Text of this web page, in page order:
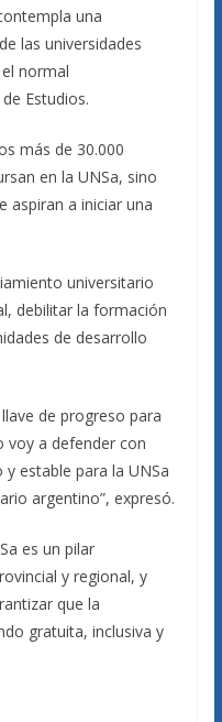
una
las universidades
normal
Estudios.
más de 30.000
en la UNSa, sino
aspiran a iniciar una
universitario
debilitar la formación
de desarrollo
de progreso para
voy a defender con
estable para la UNSa
argentino”, expresó.
es un pilar
y regional, y
que la
gratuita, inclusiva y